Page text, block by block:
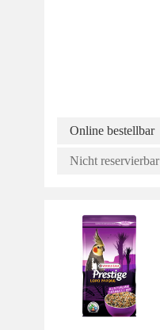
Online bestellbar
Nicht reservierbar